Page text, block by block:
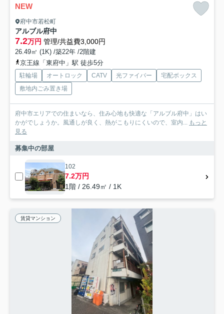
NEW
府中市若松町
アルブル府中
7.2万円 管理/共益費3,000円
26.49㎡ (1K) /築22年 /2階建
京王線「東府中」駅 徒歩5分
駐輪場 オートロック CATV 光ファイバー
宅配ボックス
敷地内ごみ置き場
府中市エリアでの住まいなら、住み心地も快適な「アルブル府中」はい
かがでしょうか。風通しが良く、熱がこもりにくいので、室内...
もっと
見る
募集中の部屋
102
7.2万円
1階 / 26.49㎡ / 1K
賃貸マンション